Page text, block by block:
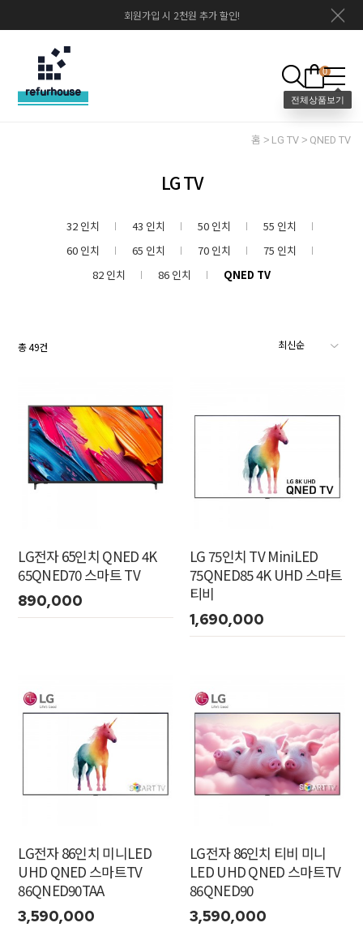
회원가입 시 2천원 추가 할인!
0
홈 LG TV QNED TV
LG TV
32 인치 43 인치 50 인치
55 인치
60 인치
65 인치 70 인치
75 인치
82 인치
86 인치 QNED TV
총49건
LG전자 65인치 QNED 4K
65QNED70 스마트 TV
890,000
LG 75인치 TV MiniLED
75QNED85 4K UHD 스마트
티비
1,690,000
LG전자 86인치 미니LED
UHD QNED 스마트TV
86QNED90TAA
3,590,000
LG전자 86인치 티비 미니
LED UHD QNED 스마트TV
86QNED90
3,590,000